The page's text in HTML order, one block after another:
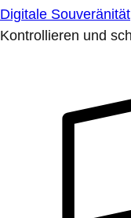
Digitale Souveränität
Kontrollieren und